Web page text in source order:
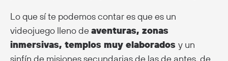
Lo que sí te podemos contar es que es un
videojuego lleno deaventuras, zonas
inmersivas, templos muy elaborados y un
sinfín de misiones secundarias de las de antes, de